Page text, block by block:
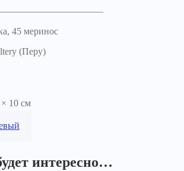
45 меринос
(Перу)
10 см
интересно…